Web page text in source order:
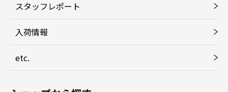
スタッフレポート
入荷情報
etc.